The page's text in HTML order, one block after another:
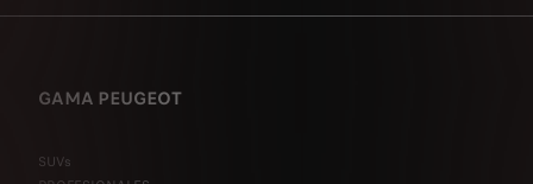
GAMA PEUGEOT
SUVs